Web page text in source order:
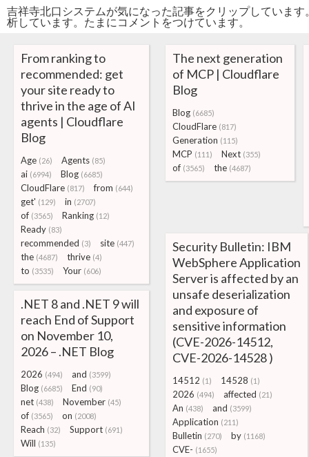
吉祥寺北口システムが気になった記事をクリップしていま
析しています。たまにコメントをつけています。
From ranking to
recommended: get
your site ready to
thrive in the age of AI
agents | Cloudflare
Blog
Age (26) Agents (85)
ai (6994) Blog (6685)
CloudFlare (817) from (644)
get' (129) in (2707)
of (3565) Ranking (12)
Ready (83)
recommended (3) site (447)
the (4687) thrive (4)
to (3535) Your (606)
The next generation
of MCP | Cloudflare
Blog
Blog (6685)
CloudFlare (817)
Generation (115)
MCP (111) Next (355)
of (3565) the (4687)
Security Bulletin: IBM
WebSphere Application
Server is affected by an
unsafe deserialization
and exposure of
sensitive information
(CVE-2026-14512,
CVE-2026-14528 )
14512 (1) 14528 (1)
2026 (494) affected (21)
An (438) and (3599)
Application (211)
Bulletin (270) by (1168)
CVE- (1655)
.NET 8 and .NET 9 will
reach End of Support
on November 10,
2026 – .NET Blog
2026 (494) and (3599)
Blog (6685) End (90)
net (438) November (45)
of (3565) on (2008)
Reach (32) Support (691)
Will (135)